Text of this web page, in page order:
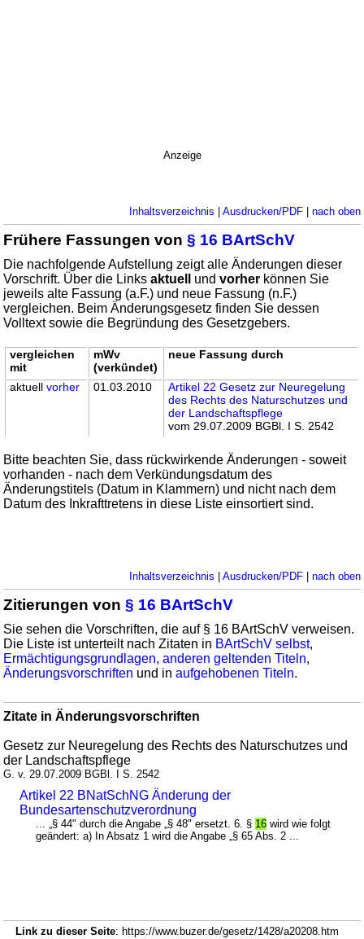
Anzeige
Inhaltsverzeichnis | Ausdrucken/PDF| nach oben
Frühere Fassungen von§ 16 BArtSchV
Die nachfolgende Aufstellung zeigt alle Änderungen dieser
Vorschrift. Über die Linksaktuell undvorher können Sie
jeweils alte Fassung (a.F.) und neue Fassung (n.F.)
vergleichen. Beim Änderungsgesetz finden Sie dessen
Volltext sowie die Begründung des Gesetzgebers.
vergleichen
mit
mWv
(verkündet)
neue Fassung durch
aktuellvorher 01.03.2010
Artikel 22 Gesetz zur Neuregelung
des Rechts des Naturschutzes und
der Landschaftspflege
vom 29.07.2009 BGBl. I S. 2542
Bitte beachten Sie, dass rückwirkende Änderungen - soweit
vorhanden - nach dem Verkündungsdatum des
Änderungstitels (Datum in Klammern) und nicht nach dem
Datum des Inkrafttretens in diese Liste einsortiert sind.
Inhaltsverzeichnis | Ausdrucken/PDF| nach oben
Zitierungen von§ 16 BArtSchV
Sie sehen die Vorschriften, die auf § 16 BArtSchV verweisen.
Die Liste ist unterteilt nach Zitaten in BArtSchV selbst,
Ermächtigungsgrundlagen,anderen geltenden Titeln,
Änderungsvorschriften und inaufgehobenen Titeln.
Zitate in Änderungsvorschriften
Gesetz zur Neuregelung des Rechts des Naturschutzes und
der Landschaftspflege
G. v. 29.07.2009 BGBl. I S. 2542
Artikel 22 BNatSchNG Änderung der
Bundesartenschutzverordnung
... „§ 44" durch die Angabe „§ 48" ersetzt. 6. § 16 wird wie folgt
geändert: a) In Absatz 1 wird die Angabe „§ 65 Abs. 2 ...
Link zu dieser Seite: https://www.buzer.de/gesetz/1428/a20208.htm